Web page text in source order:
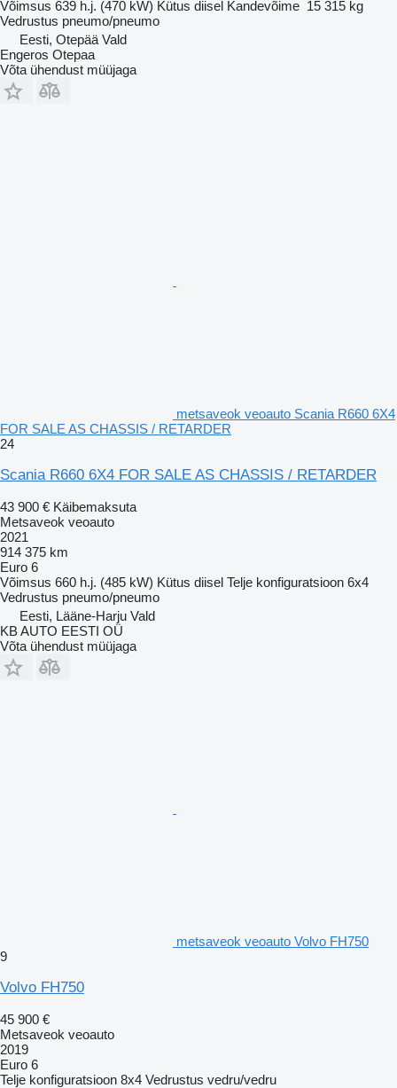
Võimsus 639 h.j. (470 kW) Kütus diisel Kandevõime 15 315 kg
Vedrustus pneumo/pneumo
Eesti, Otepää Vald
Engeros Otepaa
Võta ühendust müüjaga
metsaveok veoauto Scania R660 6X4
FOR SALE AS CHASSIS / RETARDER
24
Scania R660 6X4 FOR SALE AS CHASSIS / RETARDER
43 900 € Käibemaksuta
Metsaveok veoauto
2021
914 375 km
Euro 6
Võimsus 660 h.j. (485 kW) Kütus diisel Telje konfiguratsioon 6x4
Vedrustus pneumo/pneumo
Eesti, Lääne-Harju Vald
KB AUTO EESTI OÜ
Võta ühendust müüjaga
metsaveok veoauto Volvo FH750
9
Volvo FH750
45 900 €
Metsaveok veoauto
2019
Euro 6
Telje konfiguratsioon 8x4 Vedrustus vedru/vedru